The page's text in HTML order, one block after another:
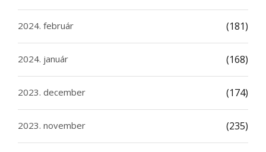
2024. február (181)
2024. január (168)
2023. december (174)
2023. november (235)